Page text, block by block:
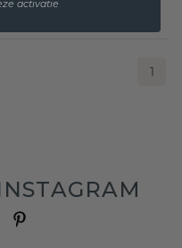
1
activatie